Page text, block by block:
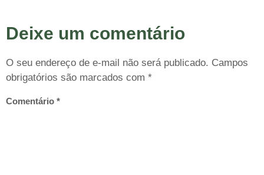
Deixe um comentário
O seu endereço de e-mail não será publicado. Campos
obrigatórios são marcados com *
Comentário *